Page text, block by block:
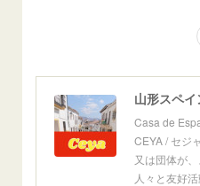
山形スペ
Casa de
CEYA / セジ
又は団体が
人々と友好